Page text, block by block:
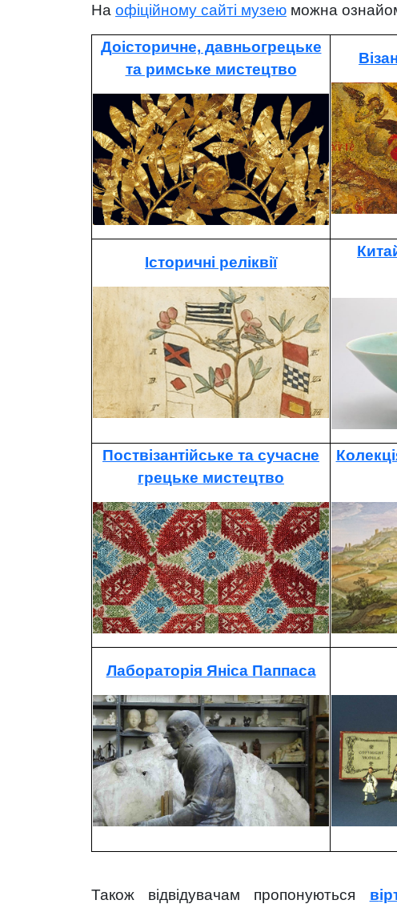
На офіційному сайті музею можна
Доісторичне, давньогрецьке
та римське мистецтво
Історичні реліквії
Поствізантійське та сучасне
грецьке мистецтво
Лабораторія Яніса Паппаса
Також відвідувачам пропонуються в